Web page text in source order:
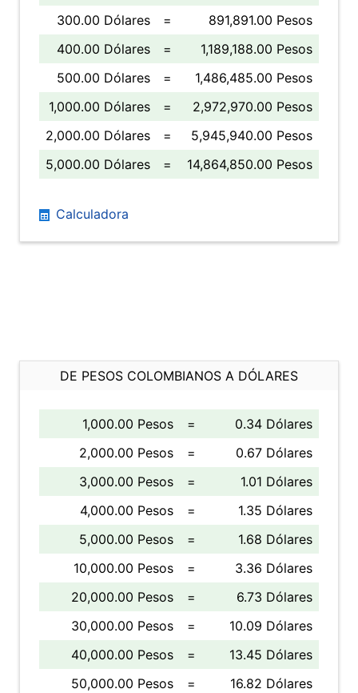
300.00 Dólares
=
891,891.00 Pesos
400.00 Dólares
=
1,189,188.00 Pesos
500.00 Dólares
=
1,486,485.00 Pesos
1,000.00 Dólares
=
2,972,970.00 Pesos
2,000.00 Dólares
=
5,945,940.00 Pesos
5,000.00 Dólares
= 14,864,850.00 Pesos
Calculadora
DE PESOS COLOMBIANOS A DÓLARES
1,000.00 Pesos =
0.34 Dólares
2,000.00 Pesos
=
0.67 Dólares
3,000.00 Pesos
=
1.01 Dólares
4,000.00 Pesos
=
1.35 Dólares
5,000.00 Pesos
=
1.68 Dólares
10,000.00 Pesos
=
3.36 Dólares
20,000.00 Pesos
=
6.73 Dólares
30,000.00 Pesos
=
10.09 Dólares
40,000.00 Pesos
=
13.45 Dólares
50,000.00 Pesos
= 16.82 Dólares